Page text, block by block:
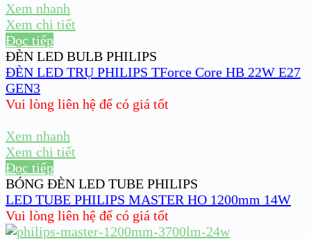
Xem nhanh
Xem chi tiết
Đọc tiếp
ĐÈN LED BULB PHILIPS
ĐÈN LED TRỤ PHILIPS TForce Core HB 22W E27
GEN3
Vui lòng liên hệ để có giá tốt
Xem nhanh
Xem chi tiết
Đọc tiếp
BÓNG ĐÈN LED TUBE PHILIPS
LED TUBE PHILIPS MASTER HO 1200mm 14W
Vui lòng liên hệ để có giá tốt